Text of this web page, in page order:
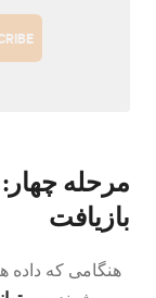
بازیافت
هنگامی که